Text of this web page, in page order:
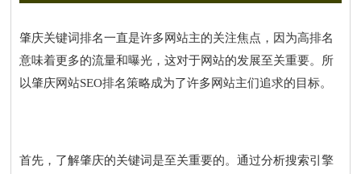
肇庆关键词排名一直是许多网站主的关注焦点，因为高排名
意味着更多的流量和曝光，这对于网站的发展至关重要。所
以肇庆网站SEO排名策略成为了许多网站主们追求的目标。
首先，了解肇庆的关键词是至关重要的。通过分析搜索引擎